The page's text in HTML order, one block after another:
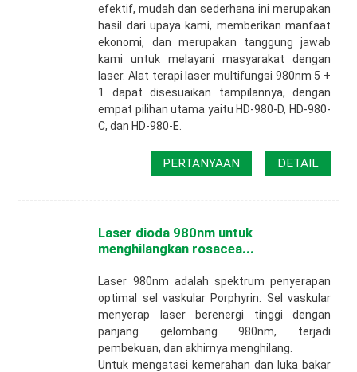
efektif, mudah dan sederhana ini merupakan
hasil dari upaya kami, memberikan manfaat
ekonomi, dan merupakan tanggung jawab
kami untuk melayani masyarakat dengan
laser. Alat terapi laser multifungsi 980nm 5 +
1 dapat disesuaikan tampilannya, dengan
empat pilihan utama yaitu HD-980-D, HD-980-
C, dan HD-980-E.
PERTANYAAN DETAIL
Laser dioda 980nm untuk
menghilangkan rosacea...
Laser 980nm adalah spektrum penyerapan
optimal sel vaskular Porphyrin. Sel vaskular
menyerap laser berenergi tinggi dengan
panjang gelombang 980nm, terjadi
pembekuan, dan akhirnya menghilang.
Untuk mengatasi kemerahan dan luka bakar